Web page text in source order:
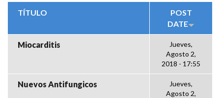
TÍTULO
POST
DATE
Miocarditis
Jueves,
Agosto 2,
2018 - 17:55
Nuevos Antifungicos
Jueves,
Agosto 2,